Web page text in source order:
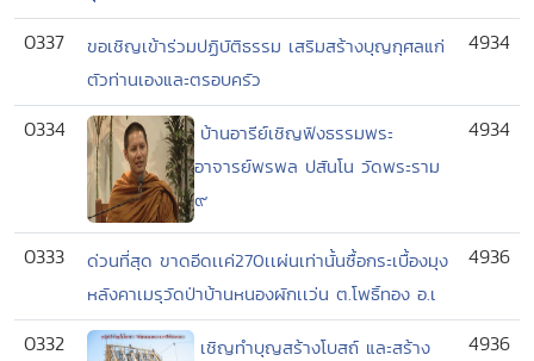
0337
ขอเชิญเข้าร่วมปฏิบัติธรรม เสริมสร้างบุญกุศลแก่
ตัวท่านเองและตรอบครัว
4934
0334
บ้านอารีย์เชิญฟังธรรมพระ
อาจารย์พรพล ปสันโน วัดพระราม
๙
4934
0333
ด่วนที่สุด ขาดอีดเเค่270เเผ่นเท่านั้นซื้อกระเบื้องมุง
หลังคาเมรุวัดป่าบ้านหนองผักเเว่น ต.โพธิ์ทอง อ.เ
4936
0332
เชิญทำบุญสร้างโบสถ์ และสร้าง
4936